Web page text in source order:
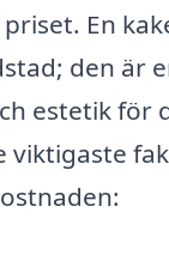
En
den är
estetik för
viktigaste